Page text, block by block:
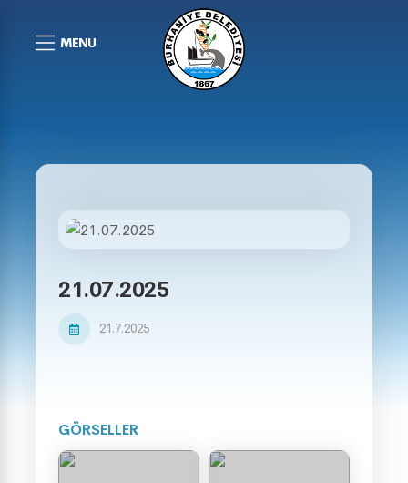
MENU
21.07.2025
21.7.2025
GÖRSELLER